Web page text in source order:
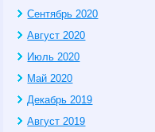
Сентябрь 2020
Август 2020
Июль 2020
Май 2020
Декабрь 2019
Август 2019